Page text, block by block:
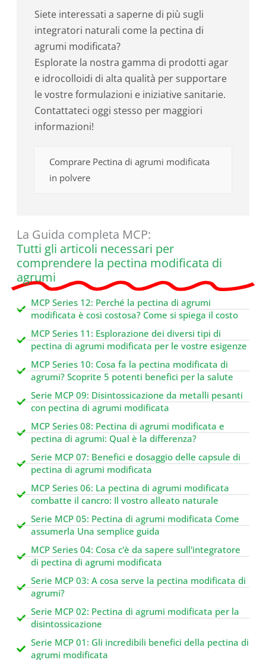
Siete interessati a saperne di più sugli
integratori naturali come la pectina di
agrumi modificata?
Esplorate la nostra gamma di prodotti agar
e idrocolloidi di alta qualità per supportare
le vostre formulazioni e iniziative sanitarie.
Contattateci oggi stesso per maggiori
informazioni!
Comprare Pectina di agrumi modificata
in polvere
La Guida completa MCP:
Tutti gli articoli necessari per
comprendere la pectina modificata di
agrumi
MCP Series 12: Perché la pectina di agrumi
modificata è così costosa? Come si spiega il costo
MCP Series 11: Esplorazione dei diversi tipi di
pectina di agrumi modificata per le vostre esigenze
MCP Series 10: Cosa fa la pectina modificata di
agrumi? Scoprite 5 potenti benefici per la salute
Serie MCP 09: Disintossicazione da metalli pesanti
con pectina di agrumi modificata
MCP Series 08: Pectina di agrumi modificata e
pectina di agrumi: Qual è la differenza?
Serie MCP 07: Benefici e dosaggio delle capsule di
pectina di agrumi modificata
MCP Series 06: La pectina di agrumi modificata
combatte il cancro: Il vostro alleato naturale
Serie MCP 05: Pectina di agrumi modificata Come
assumerla Una semplice guida
MCP Series 04: Cosa c'è da sapere sull'integratore
di pectina di agrumi modificata
Serie MCP 03: A cosa serve la pectina modificata di
agrumi?
Serie MCP 02: Pectina di agrumi modificata per la
disintossicazione
Serie MCP 01: Gli incredibili benefici della pectina di
agrumi modificata